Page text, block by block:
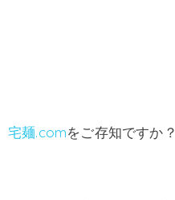
宅麺.comをご存知ですか？